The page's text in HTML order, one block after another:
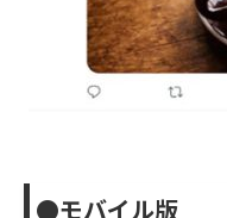
●モバイル版